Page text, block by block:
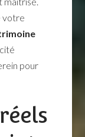
votre
pour